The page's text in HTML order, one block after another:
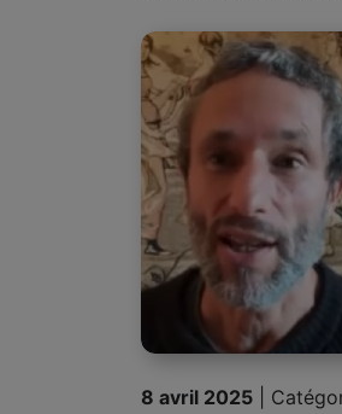
8 avril 2025